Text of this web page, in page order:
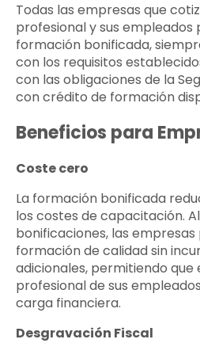
Todas las empresas que
profesional y sus
formación bonificada,
con los requisitos
con las obligaciones de la
con crédito de formación
Beneficios para
Coste cero
La formación bonificada
los costes de capacitación.
bonificaciones, las
formación de calidad sin
adicionales, permitiendo que
profesional de sus
carga financiera.
Desgravación Fiscal